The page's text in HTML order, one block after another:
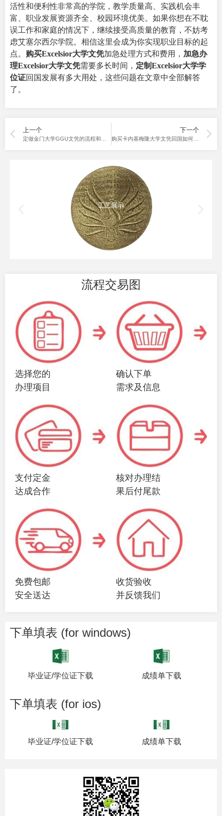
活性和便利性非常高的学院，教学质量高、实践机会丰
富、职业发展资源齐全、校园环境优美。如果你想在不耽
误工作和家庭的情况下，继续接受高质量的教育，不妨考
虑艾塞尔西尔学院。相信这里会成为你实现职业目标的起
点。 购买Excelsior大学文凭加急处理方式和费用， 加急办
理Excelsior大学文凭需要多长时间， 定制Excelsior大学学
位证回国发展有多大用处，这些问题在文章中全部解答
了。
上一个 下一个
购买卡内基梅隆大学文凭回国如何正确使用大全
工艺展示
流程交易图
选择您的
办理项目
确认下单
需求及信息
支付定金
达成合作
核对办理结
果后付尾款
免费包邮
安全送达
收货验收
并反馈我们
下单填表 (for windows)
毕业证/学位证下载 成绩单下载
下单填表 (for ios)
毕业证/学位证下载 成绩单下载